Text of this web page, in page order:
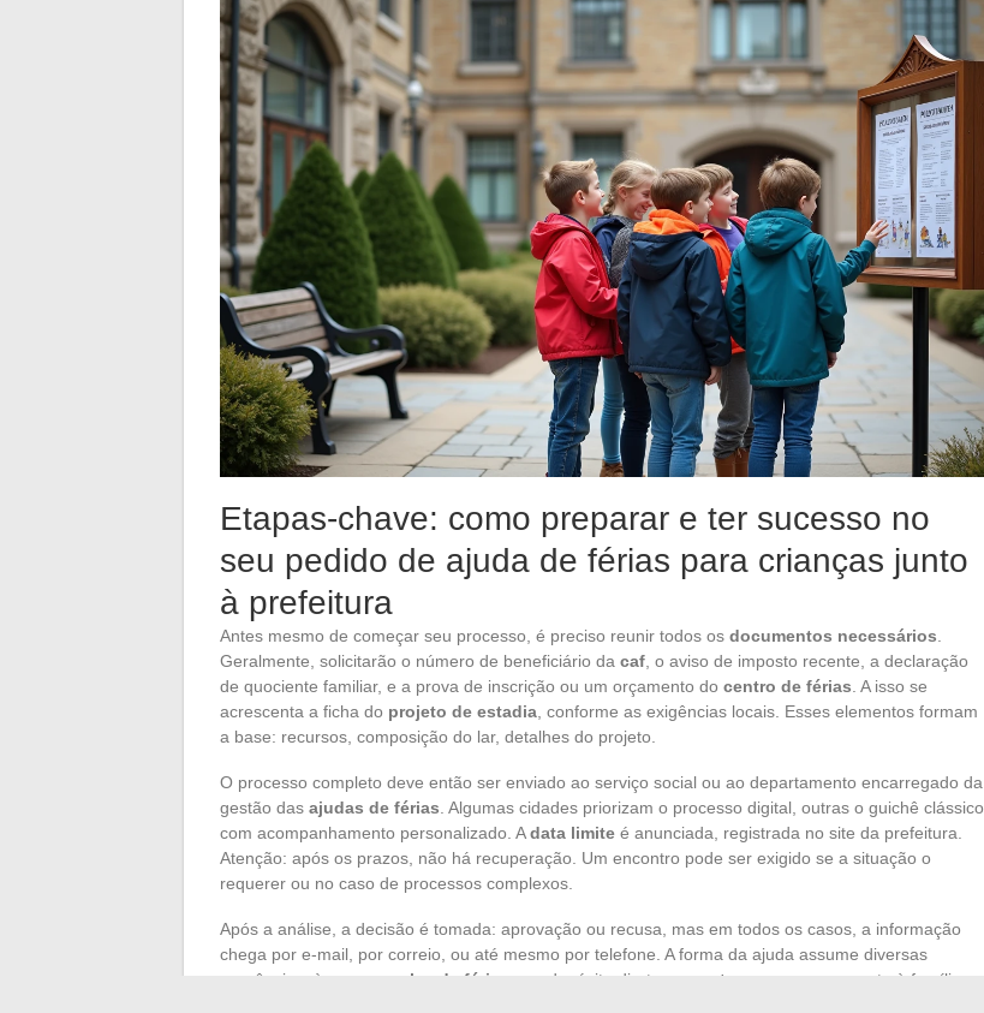
Etapas-chave: como preparar e ter sucesso no
seu pedido de ajuda de férias para crianças junto
à prefeitura
Antes mesmo de começar seu processo, é preciso reunir todos os documentos necessários
Geralmente, solicitarão o número de beneficiário da caf , o aviso de imposto recente, a declaração
de quociente familiar, e a prova de inscrição ou um orçamento do centro de férias . A isso se
acrescenta a ficha do projeto de estadia , conforme as exigências locais. Esses elementos formam
a base: recursos, composição do lar, detalhes do projeto.
O processo completo deve então ser enviado ao serviço social ou ao departamento encarregado da
gestão das ajudas de férias . Algumas cidades priorizam o processo digital, outras o guichê clássico
com acompanhamento personalizado. Adata limite é anunciada, registrada no site da prefeitura.
Atenção: após os prazos, não há recuperação. Um encontro pode ser exigido se a situação o
requerer ou no caso de processos complexos.
Após a análise, a decisão é tomada: aprovação ou recusa, mas em todos os casos, a informação
chega por e-mail, por correio, ou até mesmo por telefone. A forma da ajuda assume diversas
aparências: às vezes,
vales de férias , um depósito direto ao centro
, ou um pagamento à família.